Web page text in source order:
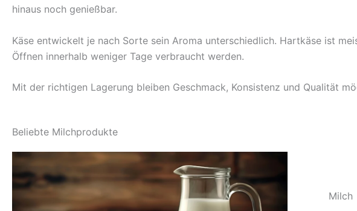
hinaus noch genießbar.
Käse entwickelt je nach Sorte sein Aroma unterschiedlich. Hartkäse ist
Öffnen innerhalb weniger Tage verbraucht werden.
Mit der richtigen Lagerung bleiben Geschmack, Konsistenz und Qualität
Beliebte Milchprodukte
Milch